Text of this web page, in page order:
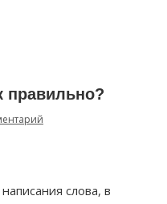
правильно?
слова, в